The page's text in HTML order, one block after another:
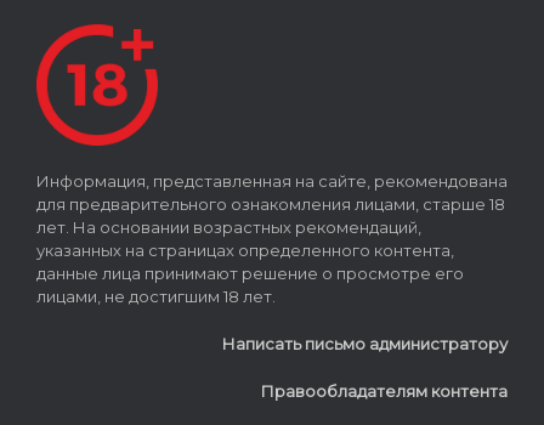
Информация, представленная на сайте, рекомендована
для предварительного ознакомления лицами, старше 18
лет. На основании возрастных рекомендаций,
указанных на страницах определенного контента,
данные лица принимают решение о просмотре его
лицами, не достигшим 18 лет.
Написать письмо администратору
Правообладателям контента